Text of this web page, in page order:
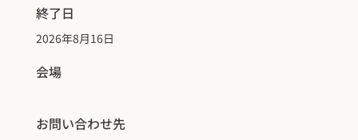
終了日
2026年8月16日
会場
お問い合わせ先